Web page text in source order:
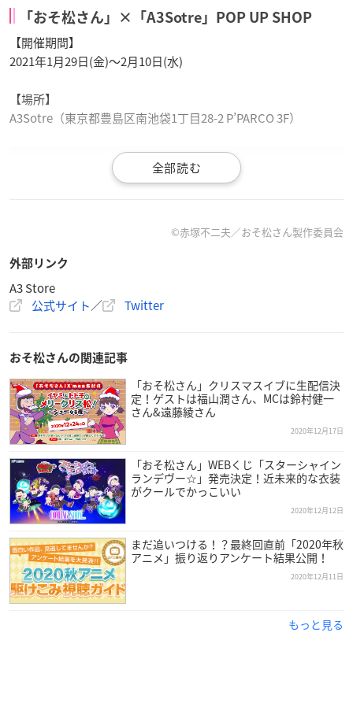
「おそ松さん」×「A3Sotre」POP UP SHOP
【開催期間】
2021年1月29日(金)〜2月10日(水)
【場所】
A3Sotre（東京都豊島区南池袋1丁目28-2 P’PARCO 3F）
2021/1/29(金)〜2/10(水)の期間、A3Sotreにて「#おそ松さ
人気イラストレーター
ラボイラストが登場です！
また、公式イラストを使用した商品も発売！
— A3 Store (@a3_store)
💥商品紹介💥
商品ラインナップはこちら！
また、購入特典でポストカード配布も実施予定！
気になる絵柄は後日公開いたしますので、お楽しみに♪
そ松さん#サメヤマ次郎
— A3 Store (@a3_store)
©︎赤塚不二夫／おそ松さん製作委員会
外部リンク
A3 Store
公式サイト／ Twitter
おそ松さんの関連記事
「おそ松さん」クリスマスイブに生配信決
定！ゲストは福山潤さん、MCは鈴村健一
さん&遠藤綾さん
2020年12月17日
「おそ松さん」WEBくじ「スターシャイン
ランデヴー☆」発売決定！近未来的な衣装
がクールでかっこいい
2020年12月12日
まだ追いつける！？最終回直前「2020年秋
アニメ」振り返りアンケート結果公開！
2020年12月11日
もっと見る